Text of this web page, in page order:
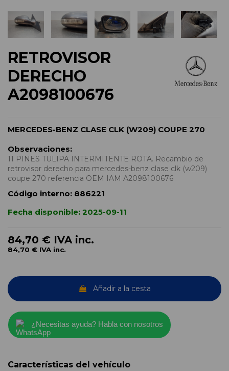
RETROVISOR
DERECHO
A2098100676
MERCEDES-BENZ CLASE CLK (W209) COUPE 270
Observaciones:
11 PINES TULIPA INTERMITENTE ROTA. Recambio de
retrovisor derecho para mercedes-benz clase clk (w209)
coupe 270 referencia OEM IAM A2098100676
Código interno: 886221
Fecha disponible: 2025-09-11
84,70 € IVA inc.
84,70 € IVA inc.
Añadir a la cesta
¿Necesitas ayuda? Habla con nosotros
Características del vehículo